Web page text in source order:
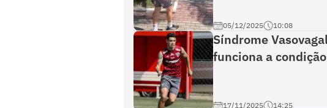
05/12/2025 10:08
Síndrome
funciona a
17/11/2025 14:25